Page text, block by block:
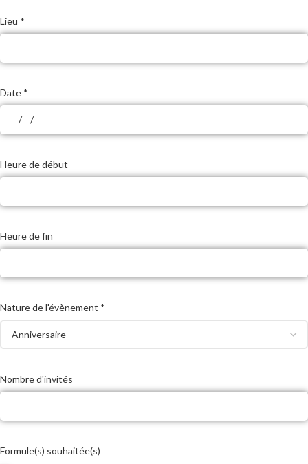
Lieu *
Date *
Heure de début
Heure de fin
Nature de l'évènement *
Nombre d'invités
Formule(s) souhaitée(s)